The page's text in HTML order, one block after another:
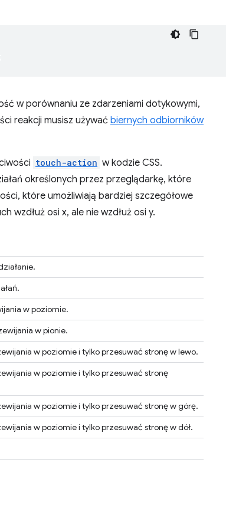
w porównaniu ze zdarzeniami dotykowymi,
reakcji musisz używać biernych odbiorników
touch-action w kodzie CSS.
określonych przez przeglądarkę, które
które umożliwiają bardziej szczegółowe
wzdłuż osi x, ale nie wzdłuż osi y.
w poziomie.
w pionie.
w poziomie i tylko przesuwać stronę w lewo.
w poziomie i tylko przesuwać stronę
w poziomie i tylko przesuwać stronę w górę.
w poziomie i tylko przesuwać stronę w dół.